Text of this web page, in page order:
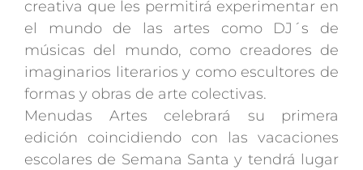
creativa que les permitirá experimentar en
el mundo de las artes como DJ´s de
músicas del mundo, como creadores de
imaginarios literarios y como escultores de
formas y obras de arte colectivas.
Menudas Artes celebrará su primera
edición coincidiendo con las vacaciones
escolares de Semana Santa y tendrá lugar